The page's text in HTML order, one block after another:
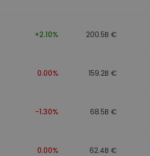
+2.10% 200.5B €
0.00% 159.2B €
-1.30% 68.5B €
0.00% 62.4B €